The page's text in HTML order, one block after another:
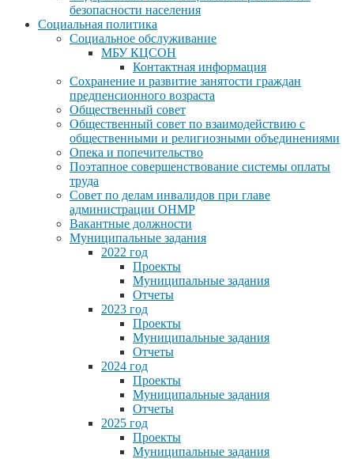
безопасности населения
Социальная политика
Социальное обслуживание
МБУ КЦСОН
Контактная информация
Сохранение и развитие занятости граждан
предпенсионного возраста
Общественный совет
Общественный совет по взаимодействию с
общественными и религиозными объединениями
Опека и попечительство
Поэтапное совершенствование системы оплаты
труда
Совет по делам инвалидов при главе
администрации ОНМР
Вакантные должности
Муниципальные задания
2022 год
Проекты
Муниципальные задания
Отчеты
2023 год
Проекты
Муниципальные задания
Отчеты
2024 год
Проекты
Муниципальные задания
Отчеты
2025 год
Проекты
Муниципальные задания